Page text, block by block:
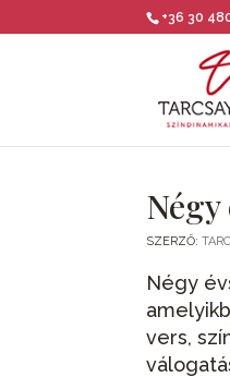
+36 30
SZERZŐ:
Négy
vers,